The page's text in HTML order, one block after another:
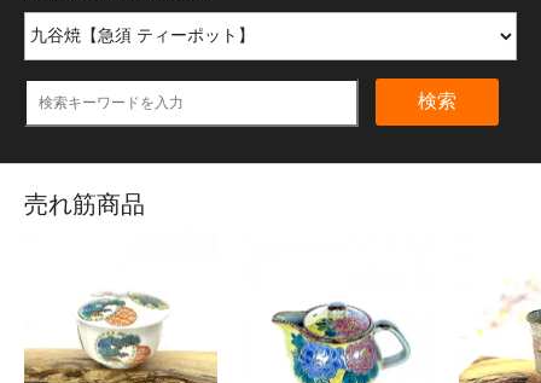
検索
売れ筋商品